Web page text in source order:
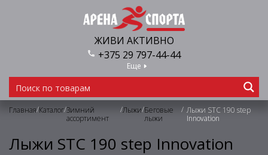
ЖИВИ АКТИВНО
+375 29 797-44-44
Еще
Главная/Каталог/Зимний
ассортимент
/Лыжи/Беговые
лыжи
/ Лыжи STC 190 step
Innovation
Лыжи STC 190 step Innovation